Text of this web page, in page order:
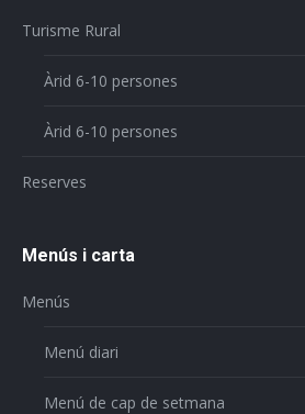
Turisme Rural
Àrid 6-10 persones
Àrid 6-10 persones
Reserves
Menús i carta
Menús
Menú diari
Menú de cap de setmana